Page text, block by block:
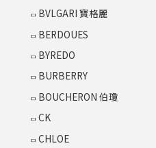
BVLGARI 寶格麗
BERDOUES
BYREDO
BURBERRY
BOUCHERON 伯瓊
CK
CHLOE